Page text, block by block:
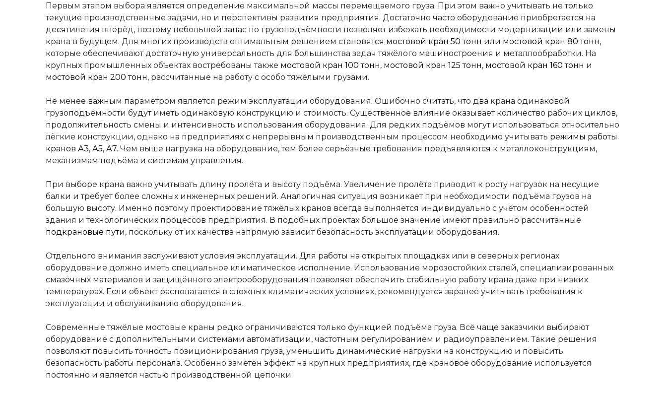
Первым этапом выбора является определение максимальной массы перемещаемого груза. При этом важно учитывать не только
текущие производственные задачи, но и перспективы развития предприятия. Достаточно часто оборудование приобретается на
десятилетия вперёд, поэтому небольшой запас по грузоподъёмности позволяет избежать необходимости модернизации или замены
крана в будущем. Для многих производств оптимальным решением становятся мостовой кран 50 тонн или мостовой кран 80 тонн,
которые обеспечивают достаточную универсальность для большинства задач тяжёлого машиностроения и металлообработки. На
крупных промышленных объектах востребованы также мостовой кран 100 тонн, мостовой кран 125 тонн, мостовой кран 160 тонн и
мостовой кран 200 тонн, рассчитанные на работу с особо тяжёлыми грузами.
Не менее важным параметром является режим эксплуатации оборудования. Ошибочно считать, что два крана одинаковой
грузоподъёмности будут иметь одинаковую конструкцию и стоимость. Существенное влияние оказывает количество рабочих циклов,
продолжительность смены и интенсивность использования оборудования. Для редких подъёмов могут использоваться относительно
лёгкие конструкции, однако на предприятиях с непрерывным производственным процессом необходимо учитывать режимы работы
кранов А3, А5, А7. Чем выше нагрузка на оборудование, тем более серьёзные требования предъявляются к металлоконструкциям,
механизмам подъёма и системам управления.
При выборе крана важно учитывать длину пролёта и высоту подъёма. Увеличение пролёта приводит к росту нагрузок на несущие
балки и требует более сложных инженерных решений. Аналогичная ситуация возникает при необходимости подъёма грузов на
большую высоту. Именно поэтому проектирование тяжёлых кранов всегда выполняется индивидуально с учётом особенностей
здания и технологических процессов предприятия. В подобных проектах большое значение имеют правильно рассчитанные
подкрановые пути, поскольку от их качества напрямую зависит безопасность эксплуатации оборудования.
Отдельного внимания заслуживают условия эксплуатации. Для работы на открытых площадках или в северных регионах
оборудование должно иметь специальное климатическое исполнение. Использование морозостойких сталей, специализированных
смазочных материалов и защищённого электрооборудования позволяет обеспечить стабильную работу крана даже при низких
температурах. Если объект располагается в сложных климатических условиях, рекомендуется заранее учитывать требования к
эксплуатации и обслуживанию оборудования.
Современные тяжёлые мостовые краны редко ограничиваются только функцией подъёма груза. Всё чаще заказчики выбирают
оборудование с дополнительными системами автоматизации, частотным регулированием и радиоуправлением. Такие решения
позволяют повысить точность позиционирования груза, уменьшить динамические нагрузки на конструкцию и повысить
безопасность работы персонала. Особенно заметен эффект на крупных предприятиях, где крановое оборудование используется
постоянно и является частью производственной цепочки.